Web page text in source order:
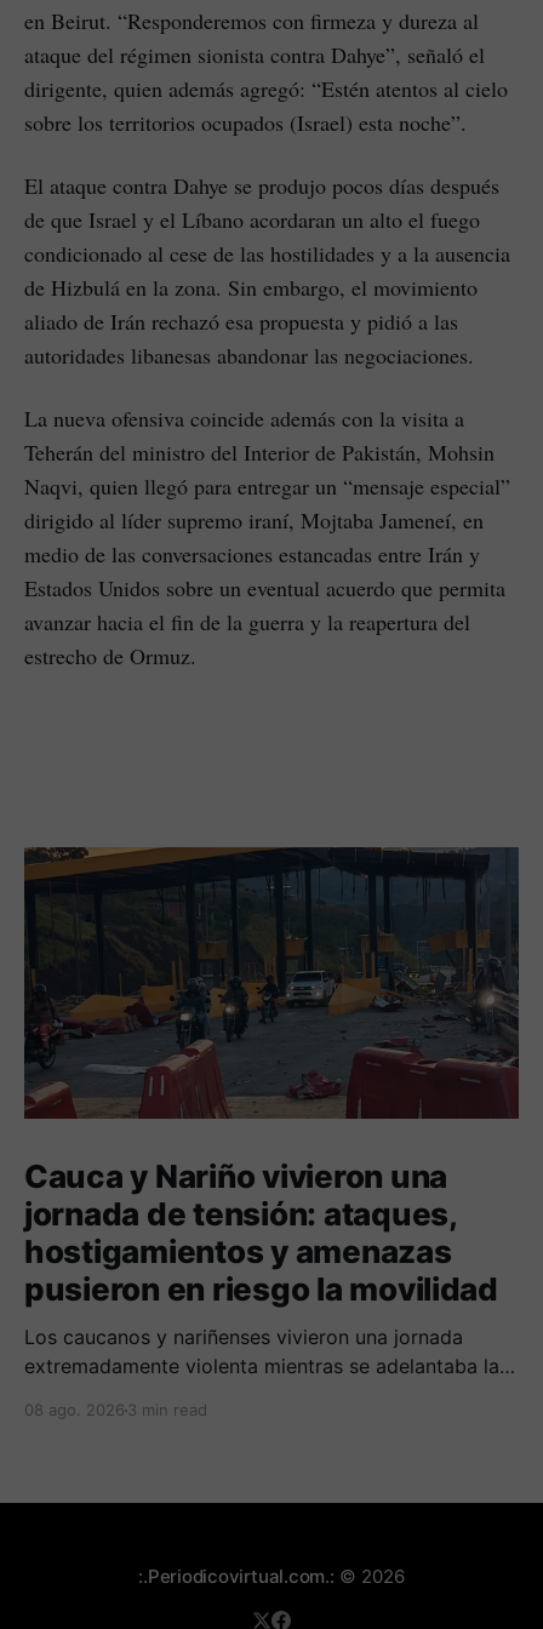
en Beirut. “Responderemos con firmeza y dureza al
ataque del régimen sionista contra Dahye”, señaló el
dirigente, quien además agregó: “Estén atentos al cielo
sobre los territorios ocupados (Israel) esta noche”.
El ataque contra Dahye se produjo pocos días después
de que Israel y el Líbano acordaran un alto el fuego
condicionado al cese de las hostilidades y a la ausencia
de Hizbulá en la zona. Sin embargo, el movimiento
aliado de Irán rechazó esa propuesta y pidió a las
autoridades libanesas abandonar las negociaciones.
La nueva ofensiva coincide además con la visita a
Teherán del ministro del Interior de Pakistán, Mohsin
Naqvi, quien llegó para entregar un “mensaje especial”
dirigido al líder supremo iraní, Mojtaba Jameneí, en
medio de las conversaciones estancadas entre Irán y
Estados Unidos sobre un eventual acuerdo que permita
avanzar hacia el fin de la guerra y la reapertura del
estrecho de Ormuz.
Cauca y Nariño vivieron una
jornada de tensión: ataques,
hostigamientos y amenazas
pusieron en riesgo la movilidad
Los caucanos y nariñenses vivieron una jornada
extremadamente violenta mientras se adelantaba la
presidente de Colombia.
08 ago. 2026 3 min read
:.Periodicovirtual.com.: © 2026